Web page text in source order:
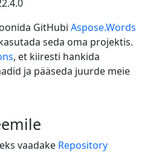
GitHubi Aspose.Words
seda oma projektis.
, et kiiresti hankida
ja pääseda juurde meie
vaadake Repository